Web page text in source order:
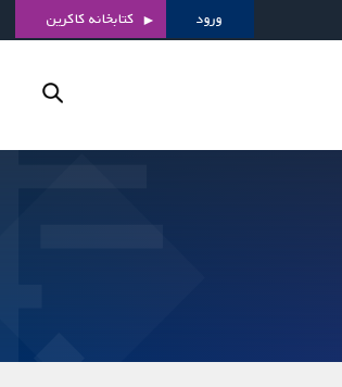
ورود کتابخانه کاکرین